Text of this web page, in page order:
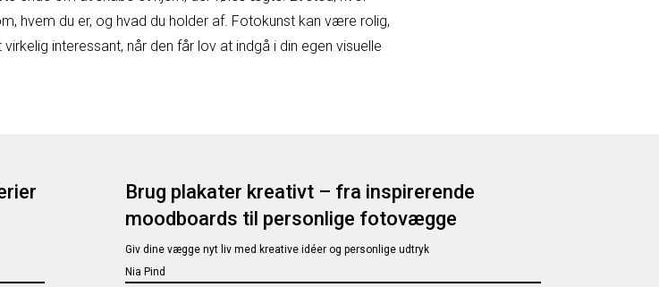
hvem du er, og hvad du holder af. Fotokunst kan være rolig,
interessant, når den får lov at indgå i din egen visuelle
Brug plakater kreativt – fra inspirerende
moodboards til personlige fotovægge
Giv dine vægge nyt liv med kreative idéer og personlige udtryk
Nia Pind